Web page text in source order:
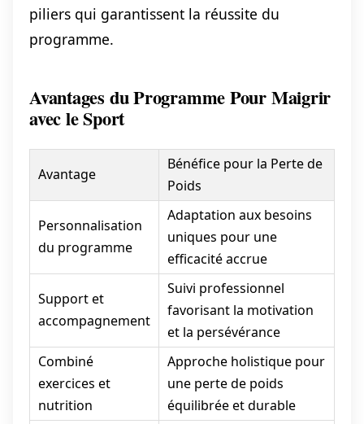
piliers qui garantissent la réussite du
programme.
Avantages du Programme Pour Maigrir
avec le Sport
Avantage
Bénéfice pour la Perte de
Poids
Personnalisation
du programme
Adaptation aux besoins
uniques pour une
efficacité accrue
Support et
accompagnement
Suivi professionnel
favorisant la motivation
et la persévérance
Combiné
exercices et
nutrition
Approche holistique pour
une perte de poids
équilibrée et durable